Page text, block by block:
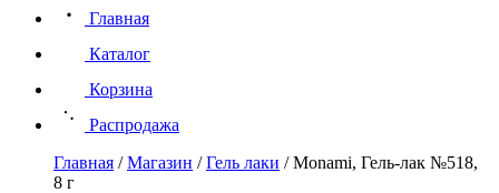
Главная
Каталог
Корзина
Распродажа
Главная /Магазин /Гель лаки /Monami, Гель-лак №518,
8 г